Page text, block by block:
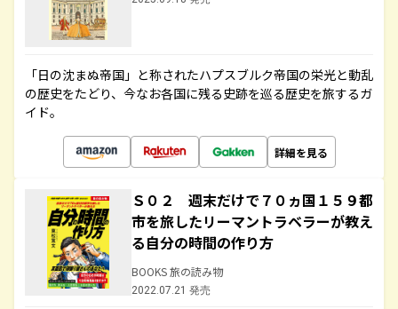
「日の沈まぬ帝国」と称されたハプスブルク帝国の栄光と動乱
の歴史をたどり、今なお各国に残る史跡を巡る歴史を旅するガ
イド。
詳細を見る
Ｓ０２ 週末だけで７０ヵ国１５９都
市を旅したリーマントラベラーが教え
る自分の時間の作り方
BOOKS 旅の読み物
2022.07.21 発売